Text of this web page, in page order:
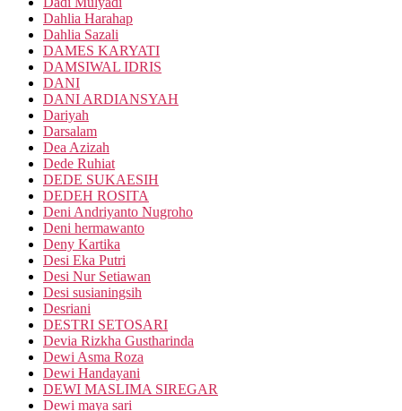
Dahlia Harahap
Dahlia Sazali
DAMES KARYATI
DAMSIWAL IDRIS
DANI
DANI ARDIANSYAH
Dariyah
Darsalam
Dea Azizah
Dede Ruhiat
DEDE SUKAESIH
DEDEH ROSITA
Deni Andriyanto Nugroho
Deni hermawanto
Deny Kartika
Desi Eka Putri
Desi Nur Setiawan
Desi susianingsih
Desriani
DESTRI SETOSARI
Devia Rizkha Gustharinda
Dewi Asma Roza
Dewi Handayani
DEWI MASLIMA SIREGAR
Dewi maya sari